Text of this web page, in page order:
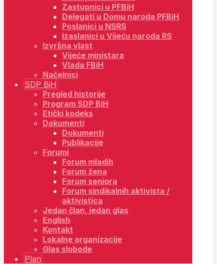
Zastupnici u PFBiH
Delegati u Domu naroda PFBiH
Poslanici u NSRS
Izaslanici u Vijeću naroda RS
Izvršna vlast
Vijeće ministara
Vlada FBiH
Načelnici
SDP BiH
Pregled historije
Program SDP BiH
Etički kodeks
Dokumenti
Dokumenti
Publikacije
Forumi
Forum mladih
Forum žena
Forum seniora
Forum sindikalnih aktivista /
aktivistica
Jedan član, jedan glas
English
Kontakt
Lokalne organizacije
Glas slobode
Plan